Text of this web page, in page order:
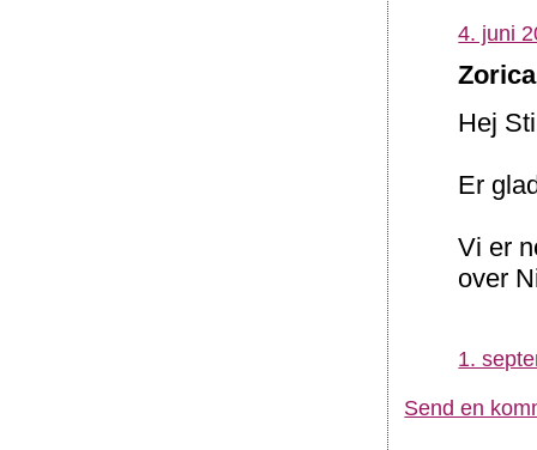
4. juni
Hej
Er
Vi er
over
1.
Send en